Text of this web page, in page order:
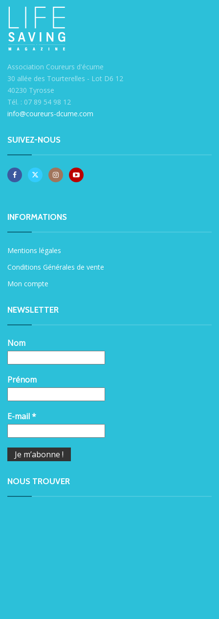
Association Coureurs d'écume
30 allée des Tourterelles - Lot D6 12
40230 Tyrosse
Tél. : 07 89 54 98 12
info@coureurs-dcume.com
SUIVEZ-NOUS
INFORMATIONS
Mentions légales
Conditions Générales de vente
Mon compte
NEWSLETTER
Nom
Prénom
E-mail*
NOUS TROUVER